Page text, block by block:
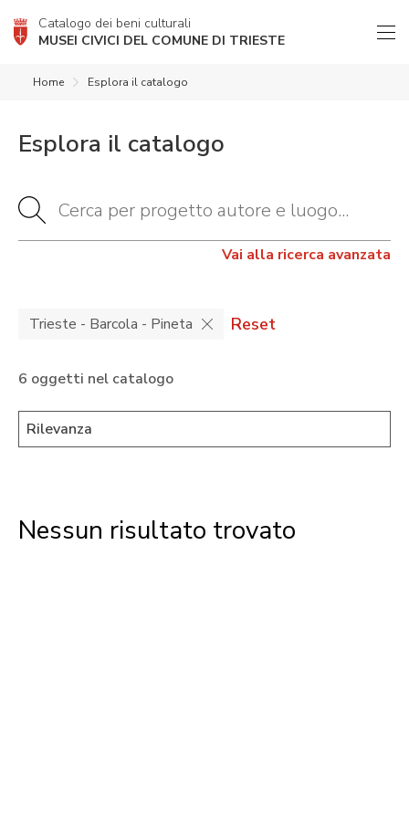
Catalogo dei beni culturali
MUSEI CIVICI DEL COMUNE DI TRIESTE
Home Esplora il catalogo
Esplora il catalogo
Vai alla ricerca avanzata
Trieste - Barcola - Pineta Reset
6 oggetti nel catalogo
Nessun risultato trovato